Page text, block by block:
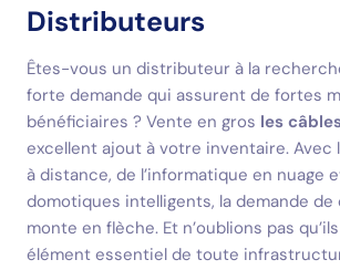
Distributeurs
Êtes-vous un distributeur à la
forte demande qui assurent de fortes
bénéficiaires ? Vente en gros les
excellent ajout à votre inventaire. Avec
à distance, de l’informatique en nuage
domotiques intelligents, la demande de
monte en flèche. Et n’oublions pas
élément essentiel de toute